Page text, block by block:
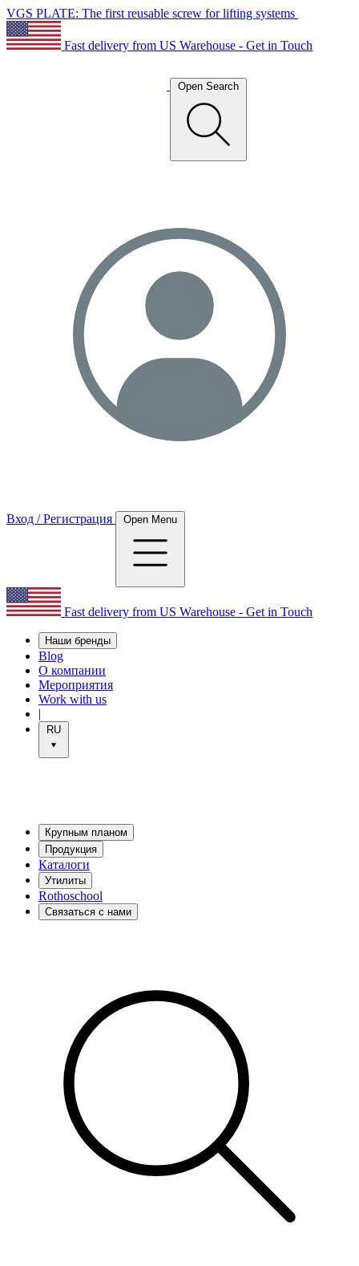
VGS PLATE: The first reusable screw for lifting systems
Fast delivery from US Warehouse - Get in Touch
Open Search
Вход / Регистрация Open Menu
Fast delivery from US Warehouse - Get in Touch
Наши бренды
Blog
О компании
Мероприятия
Work with us
|
RU
Крупным планом
Продукция
Каталоги
Утилиты
Rothoschool
Связаться с нами